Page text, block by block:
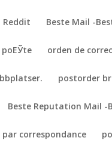
Reddit Beste Mail -
poЕЎte orden de
postorder
Beste Reputation Mail -
correspondance